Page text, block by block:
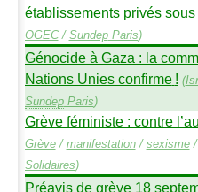
établissements privés sous
OGEC/ SundepParis)
Génocide à Gaza : la
Nations Unies confirme ! (
SundepParis)
Grève féministe : contre
Grève/ manifestation/ sexisme/
Solidaires)
Préavis de grève 18